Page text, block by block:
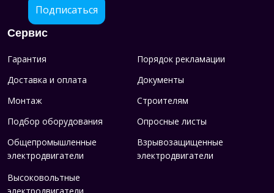
Подписаться
Сервис
Гарантия
Порядок рекламации
Доставка и оплата
Документы
Монтаж
Строителям
Подбор оборудования
Опросные листы
Общепромышленные
электродвигатели
Взрывозащищенные
электродвигатели
Высоковольтные